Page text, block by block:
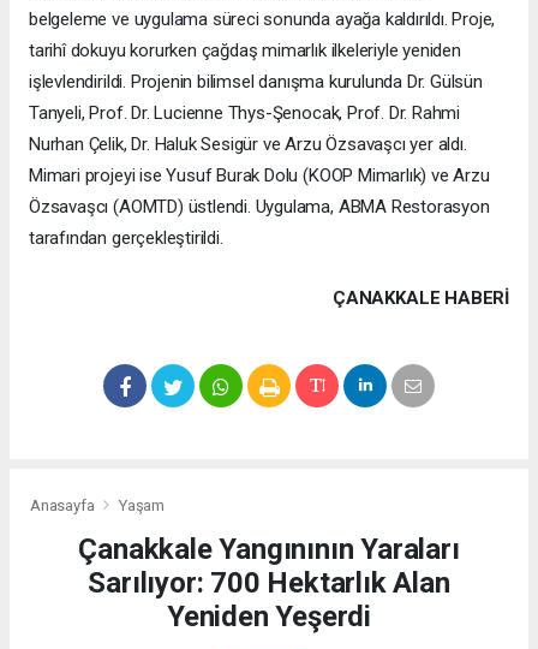
belgeleme ve uygulama süreci sonunda ayağa kaldırıldı. Proje,
tarihî dokuyu korurken çağdaş mimarlık ilkeleriyle yeniden
işlevlendirildi. Projenin bilimsel danışma kurulunda Dr. Gülsün
Tanyeli, Prof. Dr. Lucienne Thys-Şenocak, Prof. Dr. Rahmi
Nurhan Çelik, Dr. Haluk Sesigür ve Arzu Özsavaşcı yer aldı.
Mimari projeyi ise Yusuf Burak Dolu (KOOP Mimarlık) ve Arzu
Özsavaşcı (AOMTD) üstlendi. Uygulama, ABMA Restorasyon
tarafından gerçekleştirildi.
ÇANAKKALE HABERİ
Anasayfa Yaşam
Çanakkale Yangınının Yaraları
Sarılıyor: 700 Hektarlık Alan
Yeniden Yeşerdi